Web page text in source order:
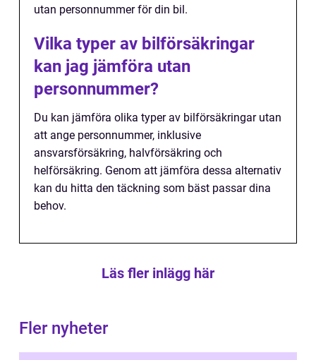
utan personnummer för din bil.
Vilka typer av bilförsäkringar
kan jag jämföra utan
personnummer?
Du kan jämföra olika typer av bilförsäkringar utan
att ange personnummer, inklusive
ansvarsförsäkring, halvförsäkring och
helförsäkring. Genom att jämföra dessa alternativ
kan du hitta den täckning som bäst passar dina
behov.
Läs fler inlägg här
Fler nyheter